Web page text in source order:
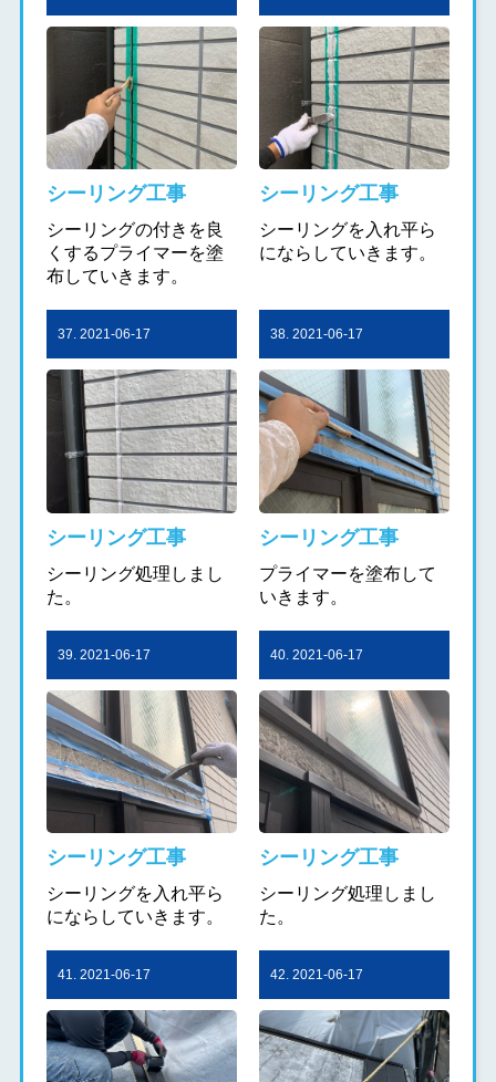
シーリング工事
シーリングの付きを良
くするプライマーを塗
布していきます。
シーリング工事
シーリングを入れ平ら
にならしていきます。
37. 2021-06-17
シーリング工事
シーリング処理しまし
た。
38. 2021-06-17
シーリング工事
プライマーを塗布して
いきます。
39. 2021-06-17
シーリング工事
シーリングを入れ平ら
にならしていきます。
40. 2021-06-17
シーリング工事
シーリング処理しまし
た。
41. 2021-06-17 42. 2021-06-17